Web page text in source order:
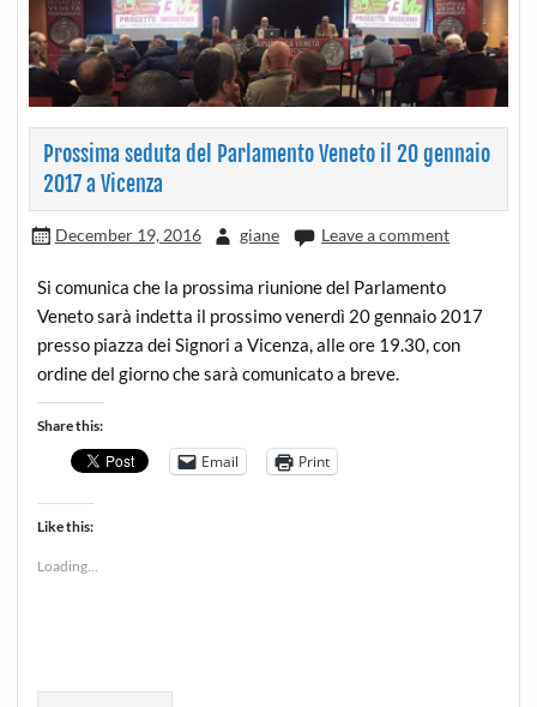
Prossima seduta del Parlamento Veneto il 20 gennaio
2017 a Vicenza
December 19, 2016 giane Leave a comment
Si comunica che la prossima riunione del Parlamento
Veneto sarà indetta il prossimo venerdì 20 gennaio 2017
presso piazza dei Signori a Vicenza, alle ore 19.30, con
ordine del giorno che sarà comunicato a breve.
Share this:
Email Print
Like this:
Loading...